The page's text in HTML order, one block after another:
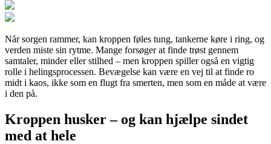
Når sorgen rammer, kan kroppen føles tung, tankerne køre i ring, og
verden miste sin rytme. Mange forsøger at finde trøst gennem
samtaler, minder eller stilhed – men kroppen spiller også en vigtig
rolle i helingsprocessen. Bevægelse kan være en vej til at finde ro
midt i kaos, ikke som en flugt fra smerten, men som en måde at være
i den på.
Kroppen husker – og kan hjælpe sindet
med at hele